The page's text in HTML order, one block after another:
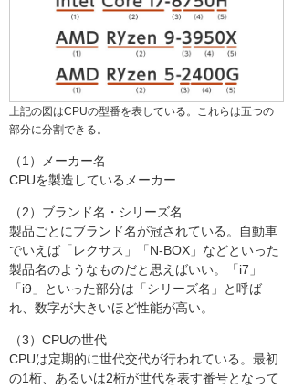
上記の図はCPUの型番を表している。これらは五つの
部分に分割できる。
（1）メーカー名
CPUを製造しているメーカー
（2）ブランド名・シリーズ名
製品ごとにブランド名が冠されている。自動車
でいえば「レクサス」「N-BOX」などといった
製品名のようなものだと思えばいい。「i7」
「i9」といった部分は「シリーズ名」と呼ば
れ、数字が大きいほど性能が高い。
（3）CPUの世代
CPUは定期的に世代交代が行われている。最初
の1桁、あるいは2桁が世代を表す番号となって